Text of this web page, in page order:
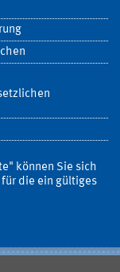
können Sie sich
für die ein gültiges